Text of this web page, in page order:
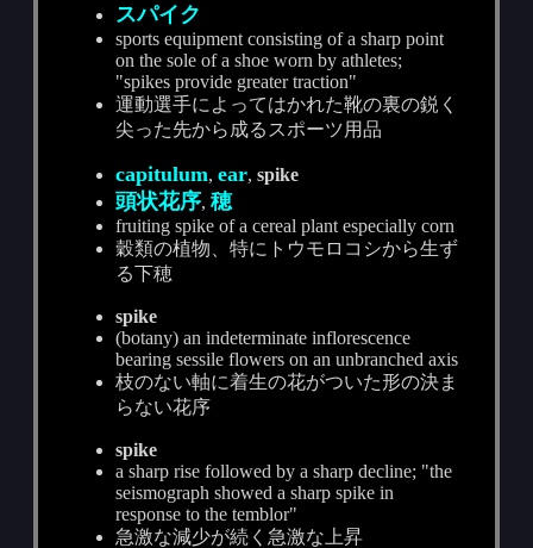
スパイク
sports equipment consisting of a sharp point
on the sole of a shoe worn by athletes;
"spikes provide greater traction"
運動選手によってはかれた靴の裏の鋭く
尖った先から成るスポーツ用品
capitulum,ear,spike
頭状花序,穂
fruiting spike of a cereal plant especially corn
穀類の植物、特にトウモロコシから生ず
る下穂
spike
(botany) an indeterminate inflorescence
bearing sessile flowers on an unbranched axis
枝のない軸に着生の花がついた形の決ま
らない花序
spike
a sharp rise followed by a sharp decline; "the
seismograph showed a sharp spike in
response to the temblor"
急激な減少が続く急激な上昇